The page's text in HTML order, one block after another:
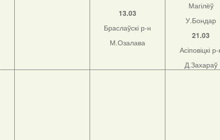
13.03
Браслаўскі р-н
М.Озалава
Магілёў
У.Бондар
21.03
Асіповіцкі
Д.Захараў